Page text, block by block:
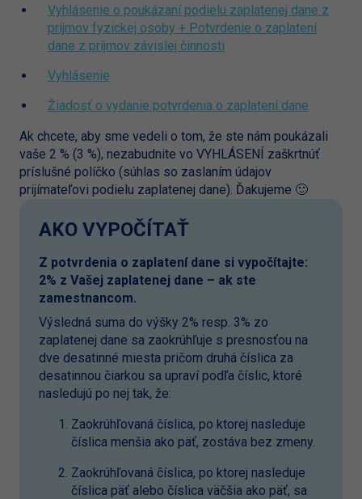
Vyhlásenie o poukázaní podielu zaplatenej dane z
príjmov fyzickej osoby + Potvrdenie o zaplatení
dane z príjmov závislej činnosti
Vyhlásenie
Žiadosť o vydanie potvrdenia o zaplatení dane
Ak chcete, aby sme vedeli o tom, že ste nám poukázali
vaše 2 % (3 %), nezabudnite vo VYHLÁSENÍ zaškrtnúť
príslušné políčko (súhlas so zaslaním údajov
prijímateľovi podielu zaplatenej dane). Ďakujeme 🙂
AKO VYPOČÍTAŤ
Z potvrdenia o zaplatení dane si vypočítajte:
2% z Vašej zaplatenej dane – ak ste
zamestnancom.
Výsledná suma do výšky 2% resp. 3% zo
zaplatenej dane sa zaokrúhľuje s presnosťou na
dve desatinné miesta pričom druhá číslica za
desatinnou čiarkou sa upraví podľa číslic, ktoré
nasledujú po nej tak, že:
Zaokrúhľovaná číslica, po ktorej nasleduje
číslica menšia ako päť, zostáva bez zmeny.
Zaokrúhľovaná číslica, po ktorej nasleduje
číslica päť alebo číslica väčšia ako päť, sa